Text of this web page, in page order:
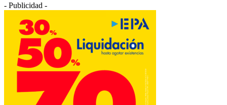
- Publicidad -